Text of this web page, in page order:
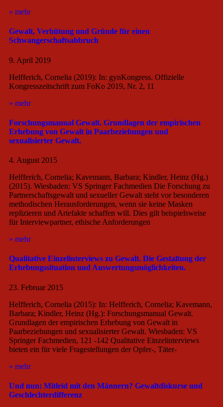
» mehr
Gewalt, Verhütung und Gründe für einen
Schwangerschaftsabbruch
9. April 2019
Helfferich, Cornelia (2019): In: gynKongress. Offizielle
Kongresszeitschrift zum FoKo 2019, Nr. 2, 11
» mehr
Forschungsmanual Gewalt. Grundlagen der empirischen
Erhebung von Gewalt in Paarbeziehungen und
sexualisierter Gewalt.
4. August 2015
Helfferich, Cornelia; Kavemann, Barbara; Kindler, Heinz (Hg.)
(2015). Wiesbaden: VS Springer Fachmedien Die Forschung zu
Partnerschaftsgewalt und sexueller Gewalt steht vor besonderen
methodischen Herausforderungen, wenn sie keine Masken
replizieren und Artefakte schaffen will. Dies gilt beispielsweise
für Interviewpartner, ethische Anforderungen
» mehr
Qualitative Einzelinterviews zu Gewalt. Die Gestaltung der
Erhebungssituation und Auswertungsmöglichkeiten.
23. Februar 2015
Helfferich, Cornelia (2015): In: Helfferich, Cornelia; Kavemann,
Barbara; Kindler, Heinz (Hg.): Forschungsmanual Gewalt.
Grundlagen der empirischen Erhebung von Gewalt in
Paarbeziehungen und sexualisierter Gewalt. Wiesbaden: VS
Springer Fachmedien, 121 -142 Qualitative Einzelinterviews
bieten ein für viele Fragestellungen der Opfer-, Täter-
» mehr
Und nun: Mitleid mit den Männern? Gewaltdiskurse und
Geschlechterdifferenz